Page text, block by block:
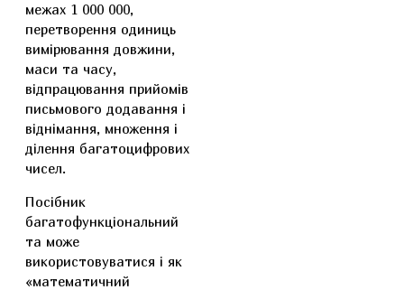
межах 1 000 000,
перетворення одиниць
вимірювання довжини,
маси та часу,
відпрацювання прийомів
письмового додавання і
віднімання, множення і
ділення багатоцифрових
чисел.
Посібник
багатофункціональний
та може
використовуватися і як
«математичний